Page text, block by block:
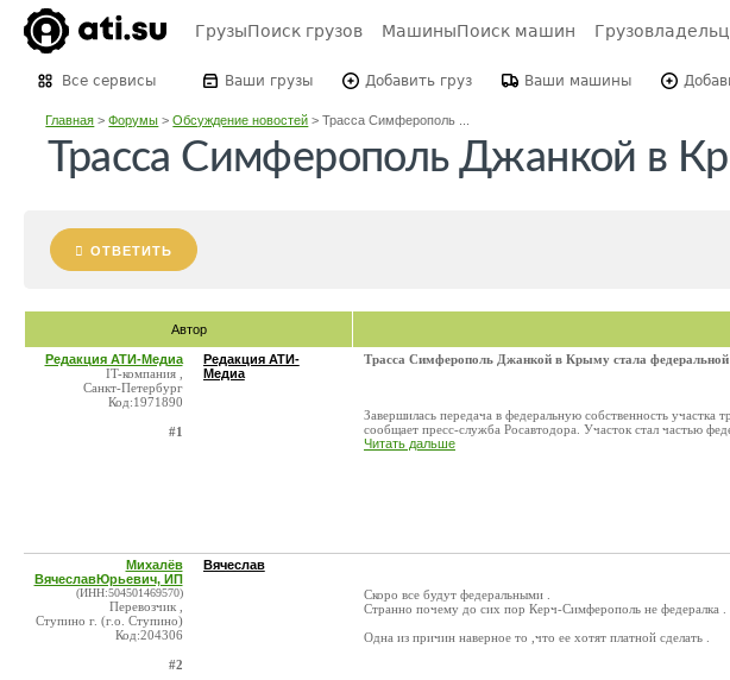
ГрузыПоиск грузов МашиныПоиск машин
Все сервисы Ваши грузы Добавить груз Ваши машины
Главная >Форумы >Обсуждение новостей >Трасса Симферополь ...
Трасса Симферополь Джанкой в
ОТВЕТИТЬ
Автор
Редакция АТИ-Медиа
IT-компания ,
Санкт-Петербург
Код:1971890
#1
Редакция АТИ-
Медиа
Трасса Симферополь Джанкой в Крыму стала федеральной
Завершилась передача в федеральную собственность
сообщает пресс-служба Росавтодора. Участок стал частью
Читать дальше
Михалёв
ВячеславЮрьевич, ИП
(ИНН:504501469570)
Перевозчик ,
Ступино г. (г.о. Ступино)
Код:204306
#2
Вячеслав
Скоро все будут федеральными .
Странно почему до сих пор Керч-Симферополь не федералка .
Одна из причин наверное то ,что ее хотят платной сделать .